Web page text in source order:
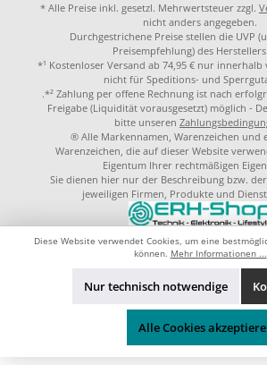
* Alle Preise inkl. gesetzl. Mehrwertsteuer zzgl.
nicht anders angegeben.
Durchgestrichene Preise stellen die UVP
Preisempfehlung) des
*¹ Kostenloser Versand ab 74,95 € nur
nicht für Speditions- und
.*² Zahlung per offene Rechnung ist nach
Freigabe (Liquidität vorausgesetzt) möglich -
bitte unseren
® Alle Markennamen, Warenzeichen und
Warenzeichen, die auf dieser Website
Eigentum Ihrer rechtmäßigen
Sie dienen hier nur der Beschreibung bzw.
jeweiligen Firmen, Produkte und
Diese Website verwendet Cookies, um eine
können. Mehr Informationen ...
Nur technisch notwendige
Alle Cookies